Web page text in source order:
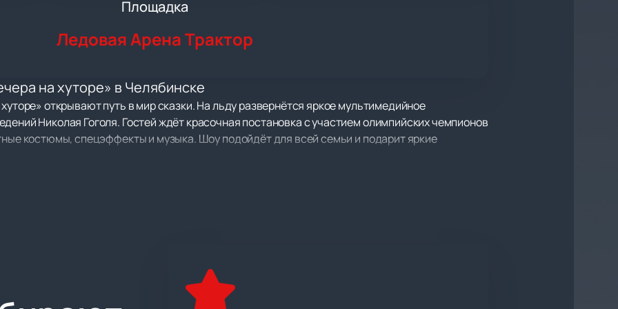
Площадка
Ледовая Арена Трактор
на хуторе» в Челябинске
открывают путь в мир сказки. На льду развернётся яркое мультимедийное
Николая Гоголя. Гостей ждёт красочная постановка с участием олимпийских чемпионов
костюмы, спецэффекты и музыка. Шоу подойдёт для всей семьи и подарит яркие
комплекс с отличной акустикой и техническим оснащением. Здесь проходят хоккейные